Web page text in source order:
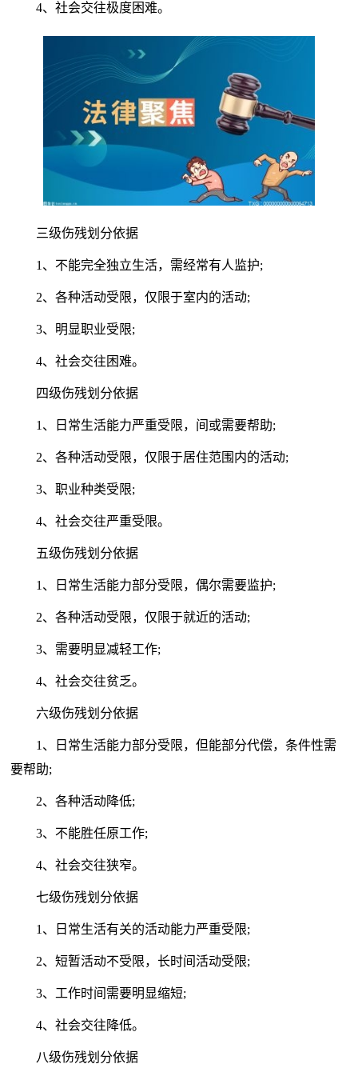
4、社会交往极度困难。
三级伤残划分依据
1、不能完全独立生活，需经常有人监护;
2、各种活动受限，仅限于室内的活动;
3、明显职业受限;
4、社会交往困难。
四级伤残划分依据
1、日常生活能力严重受限，间或需要帮助;
2、各种活动受限，仅限于居住范围内的活动;
3、职业种类受限;
4、社会交往严重受限。
五级伤残划分依据
1、日常生活能力部分受限，偶尔需要监护;
2、各种活动受限，仅限于就近的活动;
3、需要明显减轻工作;
4、社会交往贫乏。
六级伤残划分依据
1、日常生活能力部分受限，但能部分代偿，条件性需
要帮助;
2、各种活动降低;
3、不能胜任原工作;
4、社会交往狭窄。
七级伤残划分依据
1、日常生活有关的活动能力严重受限;
2、短暂活动不受限，长时间活动受限;
3、工作时间需要明显缩短;
4、社会交往降低。
八级伤残划分依据